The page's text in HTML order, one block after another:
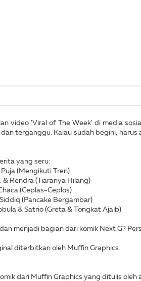
video 'Viral of The Week' di media
terganggu. Kalau sudah begini,
yang seru:
(Mengikuti Tren)
& Rendra (Tiaranya Hilang)
(Ceplas-Ceplos)
(Pancake Bergambar)
& Satrio (Greta & Tongkat Ajaib)
menjadi bagian dari komik Next G?
diterbitkan oleh Muffin Graphics.
dari Muffin Graphics yang ditulis oleh